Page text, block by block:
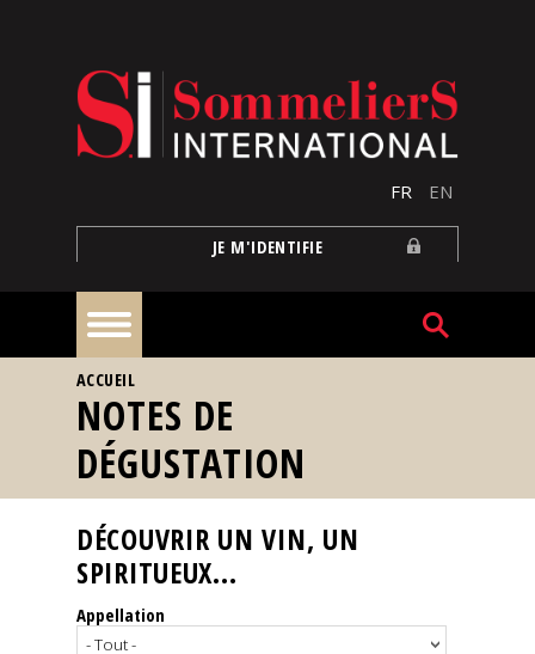
FR EN
JE M'IDENTIFIE
À
la
une
Reportages
Nos
VOUS ÊTES ICI
ACCUEIL
NOTES DE
DÉGUSTATION
DÉCOUVRIR UN VIN, UN
SPIRITUEUX...
Appellation